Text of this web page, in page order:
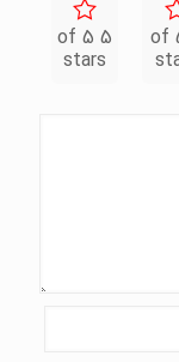
4
5 of 5
stars